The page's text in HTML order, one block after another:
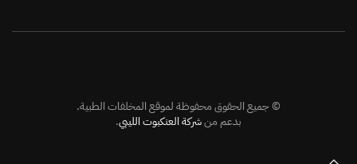
©جميع الحقوق محفوظة لموقع المخلفات الطبية.
بدعم منشركة العنكبوت الليبي.